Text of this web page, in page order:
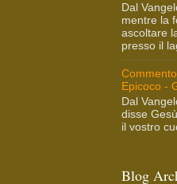
Dal
mentre la
ascoltare
presso il
Epicoco -
Dal
disse
il vostro
Blog